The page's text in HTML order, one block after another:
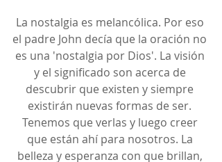
La nostalgia es melancólica. Por eso
el padre John decía que la oración no
es una 'nostalgia por Dios'. La visión
y el significado son acerca de
descubrir que existen y siempre
existirán nuevas formas de ser.
Tenemos que verlas y luego creer
que están ahí para nosotros. La
belleza y esperanza con que brillan,